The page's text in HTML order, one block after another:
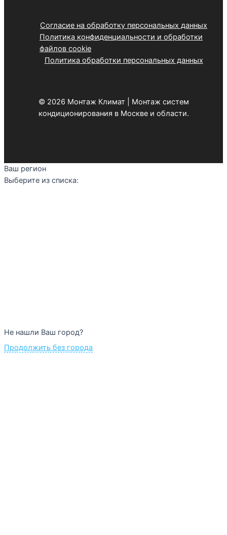
Согласие на обработку персональных данных
Политика конфиденциальности и обработки
файлов cookie
Политика обработки персональных данных
© 2026 Монтаж Климат | Монтаж систем
кондиционирования в Москве и области.
Ваш регион
Выберите из списка:
Не нашли Ваш город?
Продолжить без города